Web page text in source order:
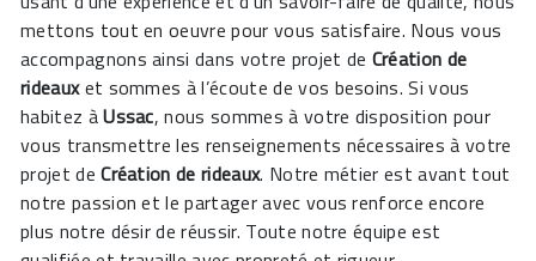
mettons tout en oeuvre pour vous satisfaire. Nous vous
accompagnons ainsi dans votre projet de Création de
rideauxet sommes à l’écoute de vos besoins. Si vous
habitez àUssac, nous sommes à votre disposition pour
vous transmettre les renseignements nécessaires à votre
projet deCréation de rideaux. Notre métier est avant tout
notre passion et le partager avec vous renforce encore
plus notre désir de réussir. Toute notre équipe est